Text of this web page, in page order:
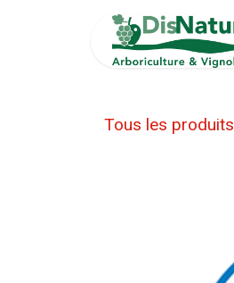
Se rendre au contenu
Tous les produits